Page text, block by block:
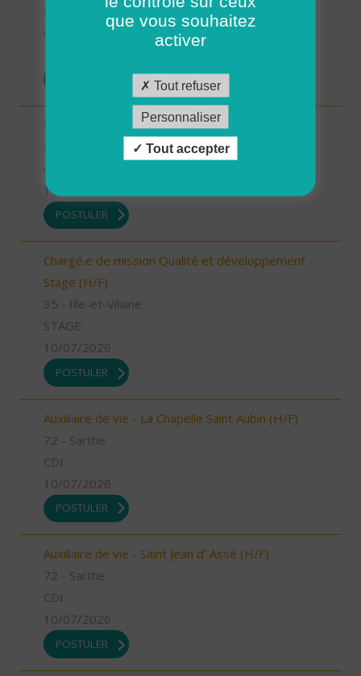
26 - Drôme
Infirmier référent (H/F)
10/07/2026
POSTULER
Chargé.e de mission Qualité et développement -
Stage (H/F)
35 - Ille-et-Vilaine
STAGE
10/07/2026
POSTULER
Auxiliaire de vie - La Chapelle Saint Aubin (H/F)
72 - Sarthe
CDI
10/07/2026
POSTULER
Auxiliaire de vie - Saint Jean d' Assé (H/F)
72 - Sarthe
CDI
10/07/2026
POSTULER
que vous souhaitez
activer
Tout refuser
Personnaliser
Tout accepter